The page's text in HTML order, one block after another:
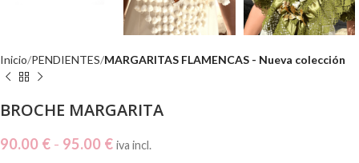
Inicio PENDIENTES MARGARITAS FLAMENCAS - Nueva colección
BROCHE MARGARITA
90.00 € - 95.00 € iva incl.